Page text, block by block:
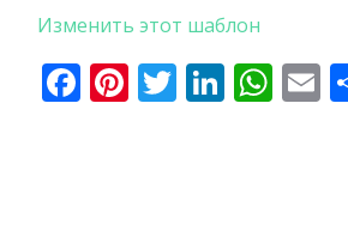
Изменить этот шаблон
Facebook
Pinterest
Twitter